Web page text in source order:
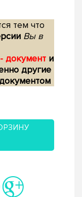
тем что
Вы в
документ и
другие